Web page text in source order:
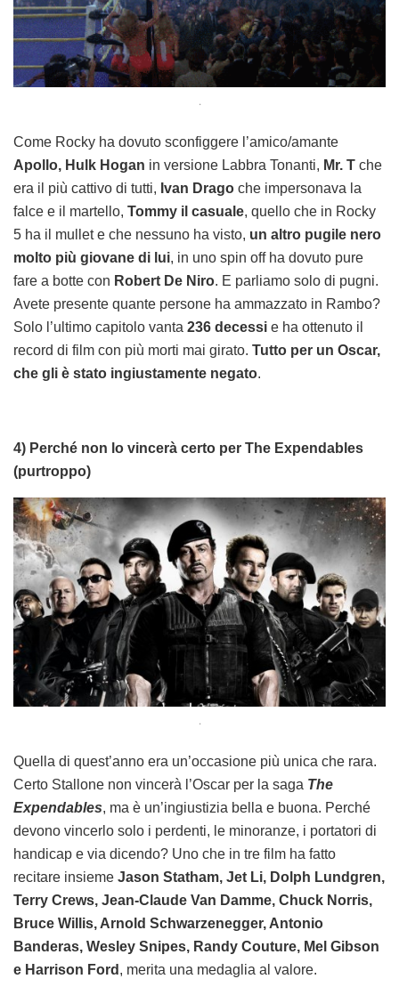
.
Come Rocky ha dovuto sconfiggere l’amico/amante
Apollo, Hulk Hogan in versione Labbra Tonanti, Mr. T che
era il più cattivo di tutti, Ivan Drago che impersonava la
falce e il martello, Tommy il casuale, quello che in Rocky
5 ha il mullet e che nessuno ha visto, un altro pugile nero
molto più giovane di lui, in uno spin off ha dovuto pure
fare a botte con Robert De Niro. E parliamo solo di pugni.
Avete presente quante persone ha ammazzato in Rambo?
Solo l’ultimo capitolo vanta 236 decessi e ha ottenuto il
record di film con più morti mai girato. Tutto per un Oscar,
che gli è stato ingiustamente negato.
4) Perché non lo vincerà certo per The Expendables
(purtroppo)
.
Quella di quest’anno era un’occasione più unica che rara.
Certo Stallone non vincerà l’Oscar per la saga The
Expendables, ma è un’ingiustizia bella e buona. Perché
devono vincerlo solo i perdenti, le minoranze, i portatori di
handicap e via dicendo? Uno che in tre film ha fatto
recitare insieme Jason Statham, Jet Li, Dolph Lundgren,
Terry Crews, Jean-Claude Van Damme, Chuck Norris,
Bruce Willis, Arnold Schwarzenegger, Antonio
Banderas, Wesley Snipes, Randy Couture, Mel Gibson
e Harrison Ford , merita una medaglia al valore.